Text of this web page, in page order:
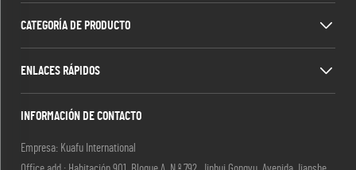
CATEGORÍA DE PRODUCTO
ENLACES RÁPIDOS
INFORMACIÓN DE CONTACTO
Empresa: Kuafu International